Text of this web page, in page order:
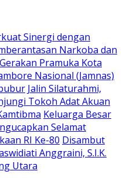
Sinergi dengan
Narkoba dan
Pramuka Kota
Nasional (Jamnas)
Jalin Silaturahmi,
Tokoh Adat Akuan
Keluarga Besar
Selamat
RI Ke-80 Disambut
Anggraini, S.I.K.
Utara